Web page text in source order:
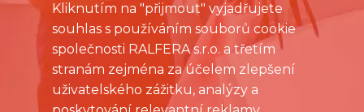
Kliknutím na "přijmout" vyjadřujete
souhlas s používáním souborů cookie
společnosti RALFERA s.r.o. a třetím
stranám zejména za účelem zlepšení
uživatelského zážitku, analýzy a